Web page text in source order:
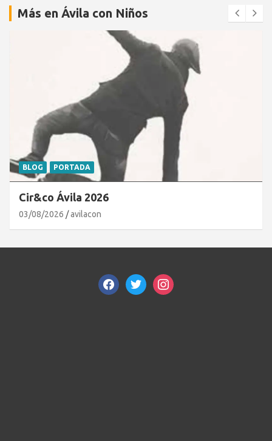
Más en Ávila con Niños
BLOG PORTADA
Cir&co Ávila 2026
03/08/2026 avilacon
facebooktwitterinstagram